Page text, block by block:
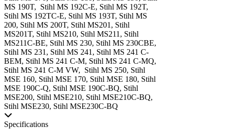
MS 190T, Stihl MS 192C-E, Stihl MS 192T,
Stihl MS 192TC-E, Stihl MS 193T, Stihl MS
200, Stihl MS 200T, Stihl MS201, Stihl
MS201T, Stihl MS210, Stihl MS211, Stihl
MS211C-BE, Stihl MS 230, Stihl MS 230CBE,
Stihl MS 231, Stihl MS 241, Stihl MS 241 C-
BEM, Stihl MS 241 C-M, Stihl MS 241 C-MQ,
Stihl MS 241 C-M VW, Stihl MS 250, Stihl
MSE 160, Stihl MSE 170, Stihl MSE 180, Stihl
MSE 190C-Q, Stihl MSE 190C-BQ, Stihl
MSE200, Stihl MSE210, Stihl MSE210C-BQ,
Stihl MSE230, Stihl MSE230C-BQ
Specifications